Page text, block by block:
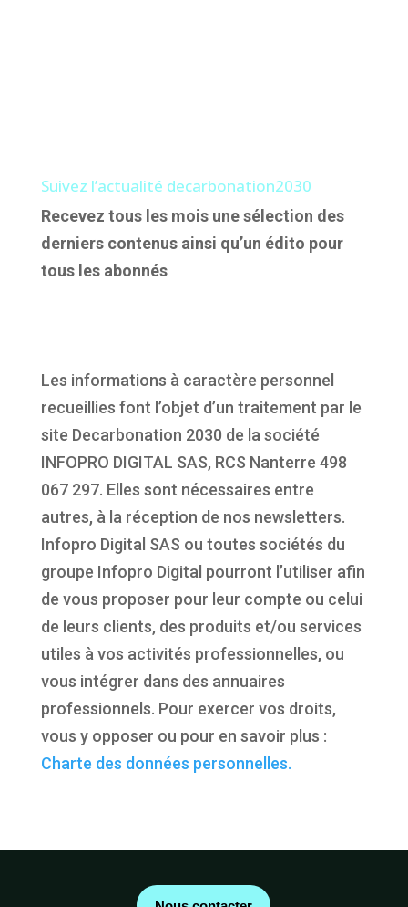
Suivez l’actualité decarbonation2030
Recevez tous les mois une sélection des
derniers contenus ainsi qu’un édito pour
tous les abonnés
Les informations à caractère personnel
recueillies font l’objet d’un traitement par le
site Decarbonation 2030 de la société
INFOPRO DIGITAL SAS, RCS Nanterre 498
067 297. Elles sont nécessaires entre
autres, à la réception de nos newsletters.
Infopro Digital SAS ou toutes sociétés du
groupe Infopro Digital pourront l’utiliser afin
de vous proposer pour leur compte ou celui
de leurs clients, des produits et/ou services
utiles à vos activités professionnelles, ou
vous intégrer dans des annuaires
professionnels. Pour exercer vos droits,
vous y opposer ou pour en savoir plus :
Charte des données personnelles.